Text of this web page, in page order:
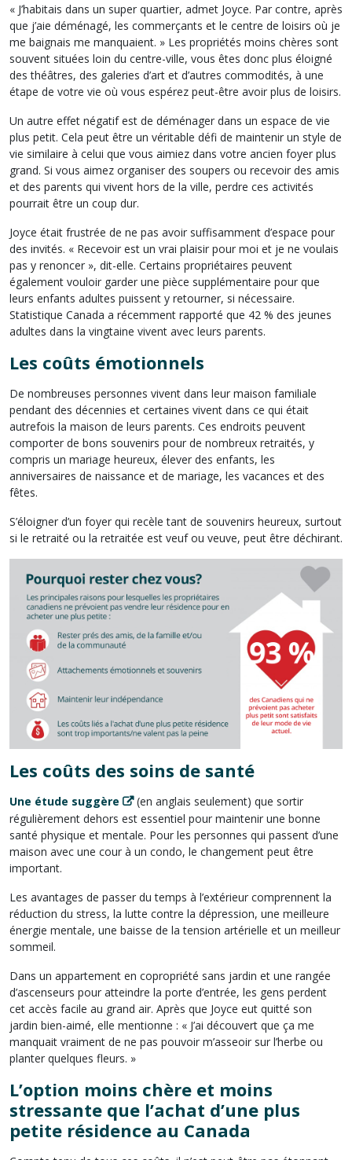
« J’habitais dans un super quartier, admet Joyce. Par contre, après
que j’aie déménagé, les commerçants et le centre de loisirs où je
me baignais me manquaient. » Les propriétés moins chères sont
souvent situées loin du centre-ville, vous êtes donc plus éloigné
des théâtres, des galeries d’art et d’autres commodités, à une
étape de votre vie où vous espérez peut-être avoir plus de loisirs.
Un autre effet négatif est de déménager dans un espace de vie
plus petit. Cela peut être un véritable défi de maintenir un style de
vie similaire à celui que vous aimiez dans votre ancien foyer plus
grand. Si vous aimez organiser des soupers ou recevoir des amis
et des parents qui vivent hors de la ville, perdre ces activités
pourrait être un coup dur.
Joyce était frustrée de ne pas avoir suffisamment d’espace pour
des invités. « Recevoir est un vrai plaisir pour moi et je ne voulais
pas y renoncer », dit-elle. Certains propriétaires peuvent
également vouloir garder une pièce supplémentaire pour que
leurs enfants adultes puissent y retourner, si nécessaire.
Statistique Canada a récemment rapporté que 42 % des jeunes
adultes dans la vingtaine vivent avec leurs parents.
Les coûts émotionnels
De nombreuses personnes vivent dans leur maison familiale
pendant des décennies et certaines vivent dans ce qui était
autrefois la maison de leurs parents. Ces endroits peuvent
comporter de bons souvenirs pour de nombreux retraités, y
compris un mariage heureux, élever des enfants, les
anniversaires de naissance et de mariage, les vacances et des
fêtes.
S’éloigner d’un foyer qui recèle tant de souvenirs heureux, surtout
si le retraité ou la retraitée est veuf ou veuve, peut être déchirant.
Les coûts des soins de santé
Une étude suggère
(en anglais seulement) que sortir
régulièrement dehors est essentiel pour maintenir une bonne
santé physique et mentale. Pour les personnes qui passent d’une
maison avec une cour à un condo, le changement peut être
important.
Les avantages de passer du temps à l’extérieur comprennent la
réduction du stress, la lutte contre la dépression, une meilleure
énergie mentale, une baisse de la tension artérielle et un meilleur
sommeil.
Dans un appartement en copropriété sans jardin et une rangée
d’ascenseurs pour atteindre la porte d’entrée, les gens perdent
cet accès facile au grand air. Après que Joyce eut quitté son
jardin bien-aimé, elle mentionne : « J’ai découvert que ça me
manquait vraiment de ne pas pouvoir m’asseoir sur l’herbe ou
planter quelques fleurs. »
L’option moins chère et moins
stressante que l’achat d’une plus
petite résidence au Canada